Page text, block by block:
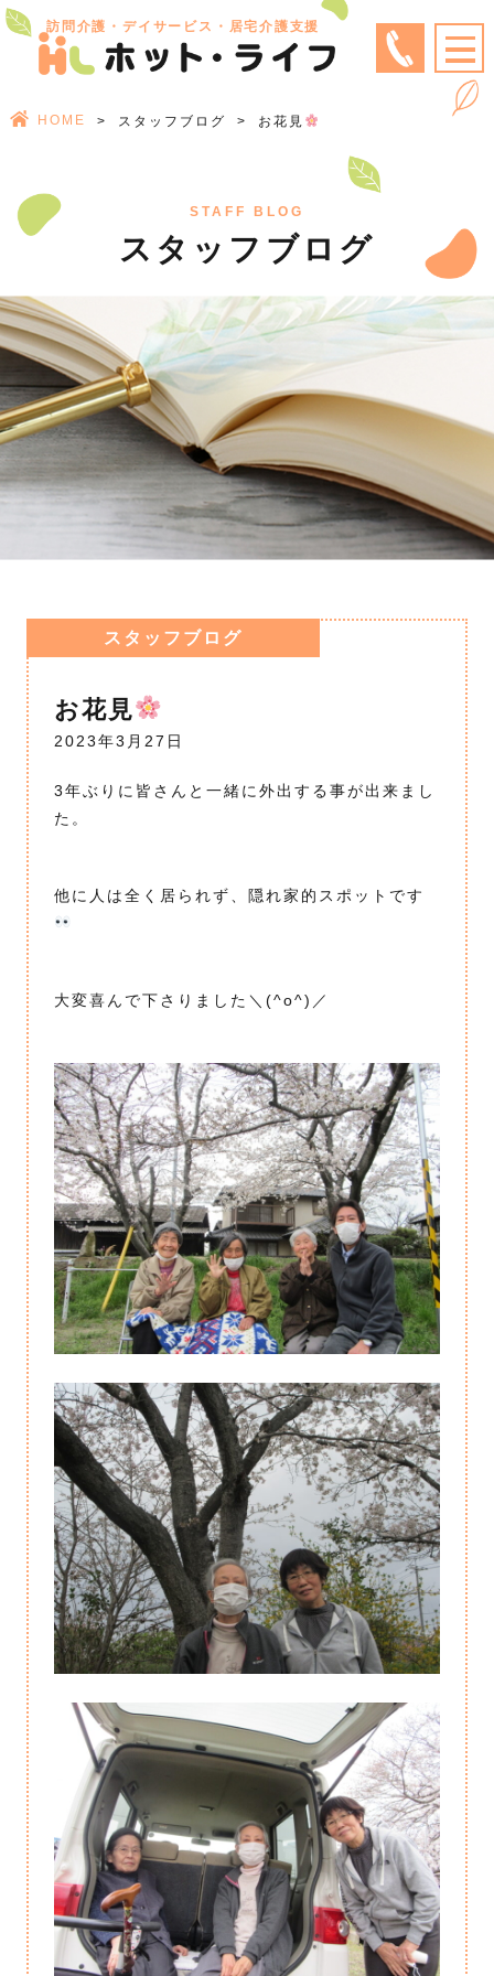
訪問介護・デイサービス・居宅介護支援
HOME スタッフブログ お花見
STAFF BLOG
スタッフブログ
スタッフブログ
お花見
2023年3月27日
3年ぶりに皆さんと一緒に外出する事が出来まし
た。
他に人は全く居られず、隠れ家的スポットです
大変喜んで下さりました＼(^o^)／